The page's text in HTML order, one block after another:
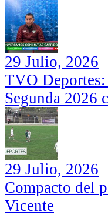
29 Julio, 2026
TVO
Segunda 2026
29 Julio, 2026
Compacto del
Vicente